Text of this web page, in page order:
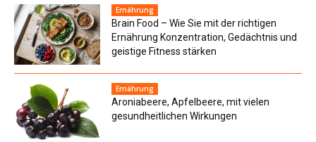
Ernährung
Brain Food – Wie Sie mit der richtigen
Ernährung Konzentration, Gedächtnis und
geistige Fitness stärken
Ernährung
Aroniabeere, Apfelbeere, mit vielen
gesundheitlichen Wirkungen